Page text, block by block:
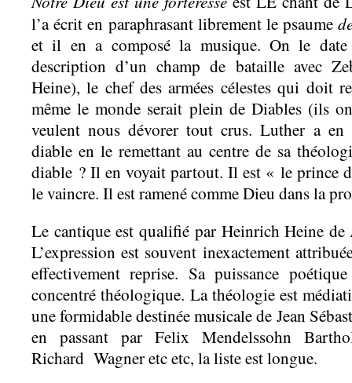
l’a écrit en paraphrasant librement le psaume
et il en a composé la musique. On le
description d’un champ de bataille avec
Heine), le chef des armées célestes qui doit
même le monde serait plein de Diables (ils
veulent nous dévorer tout crus. Luther a en
diable en le remettant au centre de sa
diable ? Il en voyait partout. Il est « le prince
le vaincre. Il est ramené comme Dieu dans la
Le cantique est qualifié par Heinrich Heine de
L’expression est souvent inexactement
effectivement reprise. Sa puissance
concentré théologique. La théologie est
une formidable destinée musicale de Jean
en passant par Felix Mendelssohn
Richard Wagner etc etc, la liste est longue.